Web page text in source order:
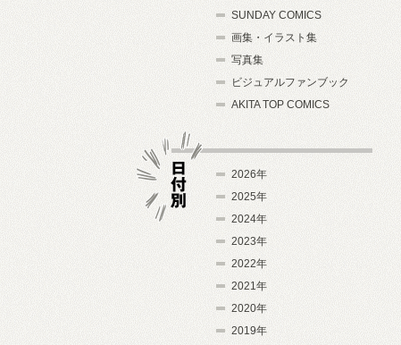
SUNDAY COMICS
画集・イラスト集
写真集
ビジュアルファンブック
AKITA TOP COMICS
2026年
2025年
2024年
2023年
2022年
2021年
2020年
2019年